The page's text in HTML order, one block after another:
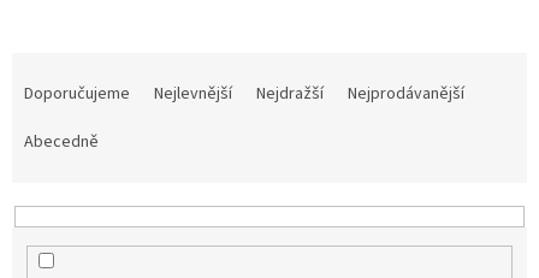
p
Doporučujeme Nejlevnější Nejdražší
Nejprodávanější
Abecedně